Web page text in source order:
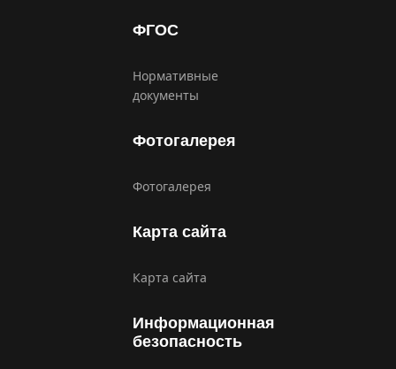
ФГОС
Нормативные
документы
Фотогалерея
Фотогалерея
Карта сайта
Карта сайта
Информационная
безопасность